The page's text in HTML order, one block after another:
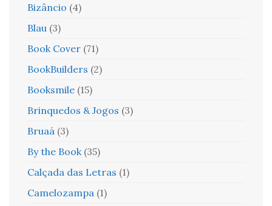
Bizâncio (4)
Blau (3)
Book Cover (71)
BookBuilders (2)
Booksmile (15)
Brinquedos & Jogos (3)
Bruaá (3)
By the Book (35)
Calçada das Letras (1)
Camelozampa (1)